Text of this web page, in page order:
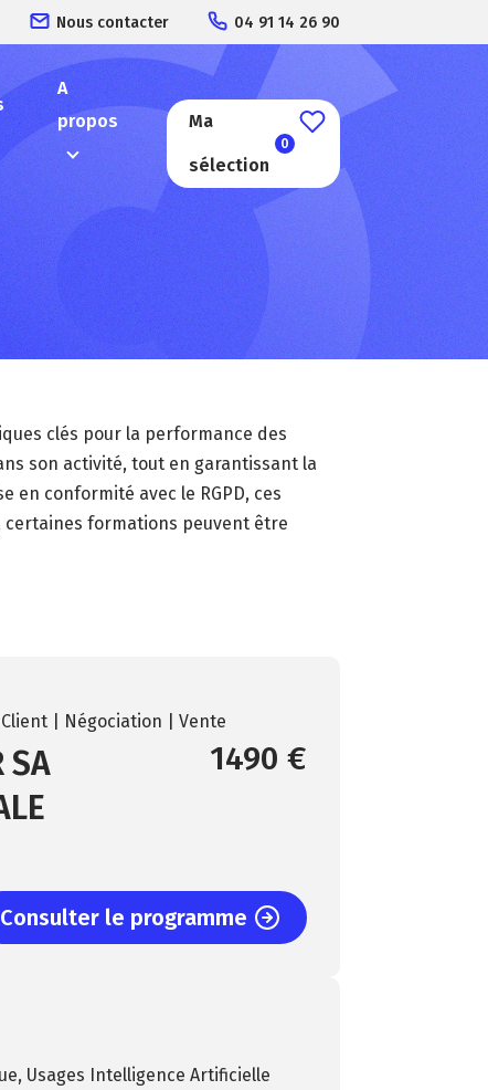
Nous contacter 04 91 14 26 90
A
propos
Ma
sélection
0
clés pour la performance des
son activité, tout en garantissant la
en conformité avec le RGPD, ces
formations peuvent être
| Négociation | Vente
SA
1490 €
Consulter le programme
, Usages Intelligence Artificielle